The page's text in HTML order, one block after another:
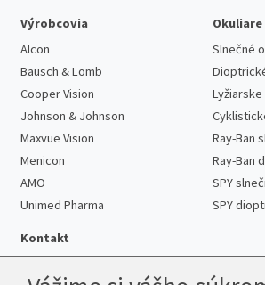
Výrobcovia
Alcon
Bausch & Lomb
Cooper Vision
Johnson & Johnson
Maxvue Vision
Menicon
AMO
Unimed Pharma
Okuliare
Slnečné
Ray-Ban
Ray-Ban
SPY
SPY
Kontakt